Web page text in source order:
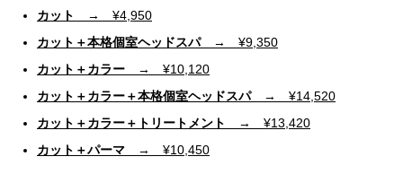
カット
→ ¥4,950
カット＋本格個室ヘッドスパ→ ¥9,350
カット＋カラー → ¥10,120
カット＋カラー＋本格個室ヘッドスパ→ ¥14,520
カット＋カラー＋トリートメント
→ ¥13,420
カット＋パーマ → ¥10,450